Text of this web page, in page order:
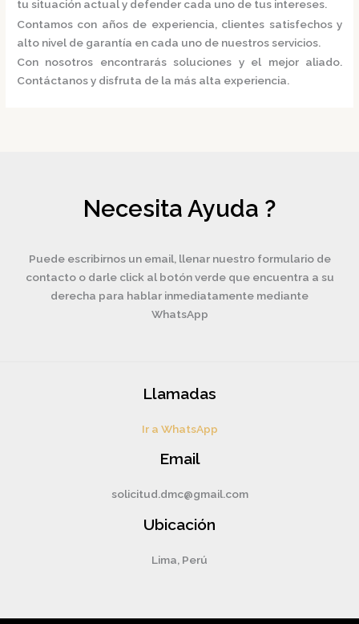
tu situación actual y defender cada uno de tus intereses.
Contamos con años de experiencia, clientes satisfechos y
alto nivel de garantía en cada uno de nuestros servicios.
Con nosotros encontrarás soluciones y el mejor aliado.
Contáctanos y disfruta de la más alta experiencia.
Necesita Ayuda ?
Puede escribirnos un email, llenar nuestro formulario de
contacto o darle click al botón verde que encuentra a su
derecha para hablar inmediatamente mediante
WhatsApp
Llamadas
Ir a WhatsApp
Email
solicitud.dmc@gmail.com
Ubicación
Lima, Perú